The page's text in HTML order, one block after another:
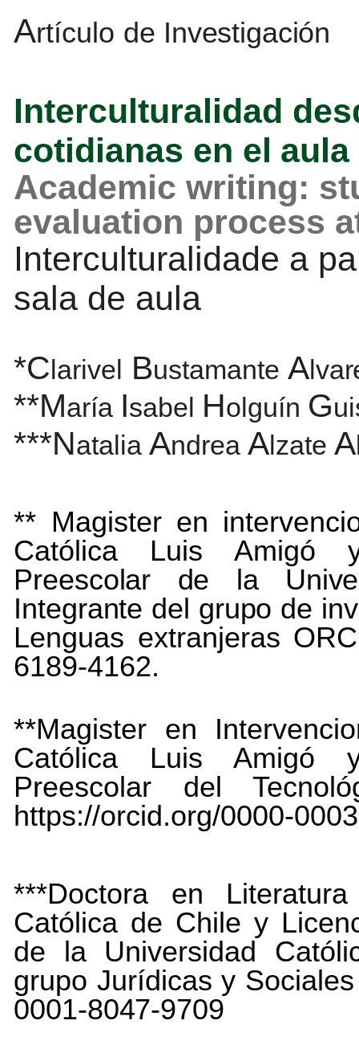
Artículo de Investigación
Interculturalidad
cotidianas en el aula
Academic writing:
evaluation process
Interculturalidade a
sala de aula
*C larivel Bustamante A
**María Isabel Holguín G
***Natalia Andrea A lzate A
** Magister en
Católica
Luis Amigó
Preescolar
de la
Integrante del grupo de
Lenguas extranjeras
6189-4162.
**Magister en
Católica Luis Amigó
Preescolar del
https://orcid.org/0000-
***Doctora en
Católica de Chile y
de
la Universidad
grupo Jurídicas y Sociales
0001-8047-9709